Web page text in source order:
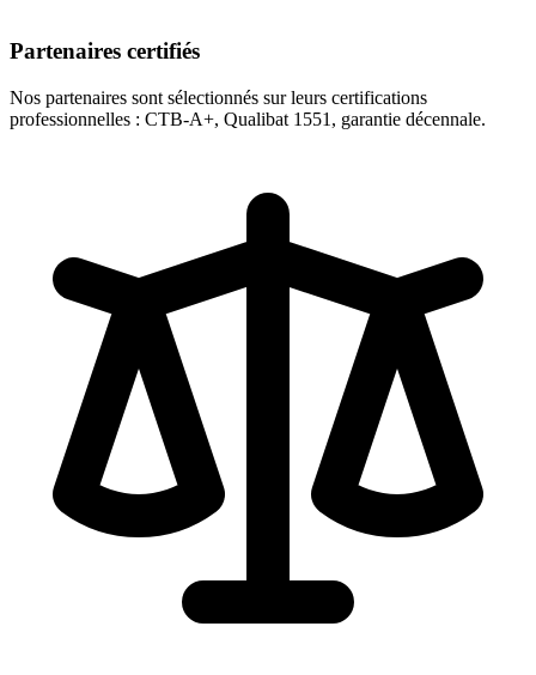
Partenaires certifiés
Nos partenaires sont sélectionnés sur leurs certifications
professionnelles : CTB-A+, Qualibat 1551, garantie décennale.